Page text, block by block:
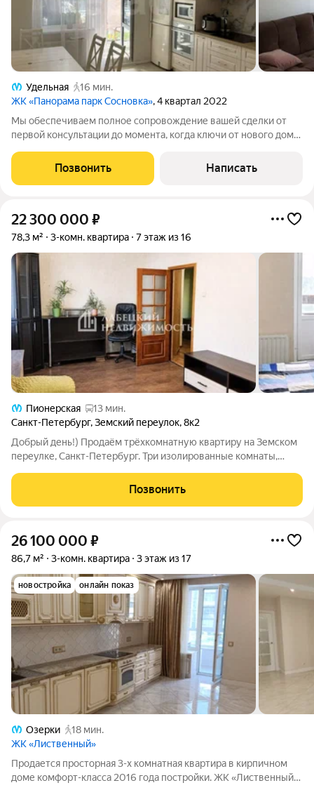
Удельная
16 мин.
ЖК «Панорама парк Сосновка», 4 квартал 2022
Мы обеспечиваем полное сопровождение вашей сделки от
первой консультации до момента, когда ключи от нового дома
нами ставка ниже)! Все банки! Ехать никуда не надо! Все
удалённо! Страхование (
Позвонить Написать
22 300 000 ₽
78,3 м² 3-комн. квартира 7 этаж из 16
Пионерская
13 мин.
Санкт-Петербург,Земский переулок,8к2
Добрый день!) Продаём трёхкомнатную квартиру на Земском
переулке, Санкт-Петербург. Три изолированные комнаты,
отличный вариант для большой семьи :) Кстати, если Вы сейчас
продаёте свою квартиру,
Позвонить
26 100 000 ₽
86,7 м² 3-комн. квартира 3 этаж из 17
новостройка онлайн показ
Озерки
18 мин.
ЖК «Лиственный»
Продается просторная 3-х комнатная квартира в кирпичном
доме комфорт-класса 2016 года постройки. ЖК «Лиственный»,